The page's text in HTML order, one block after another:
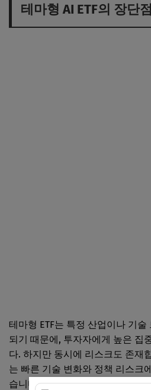
테마형 AI ETF의 장단점
테마형 ETF는 특정 산업이나 기
되기 때문에, 투자자에게 높은 집
다. 하지만 동시에 리스크도 존재
는 빠른 기술 변화와 정책 리스크
습니다. 장점으로는, 첫째로 집중